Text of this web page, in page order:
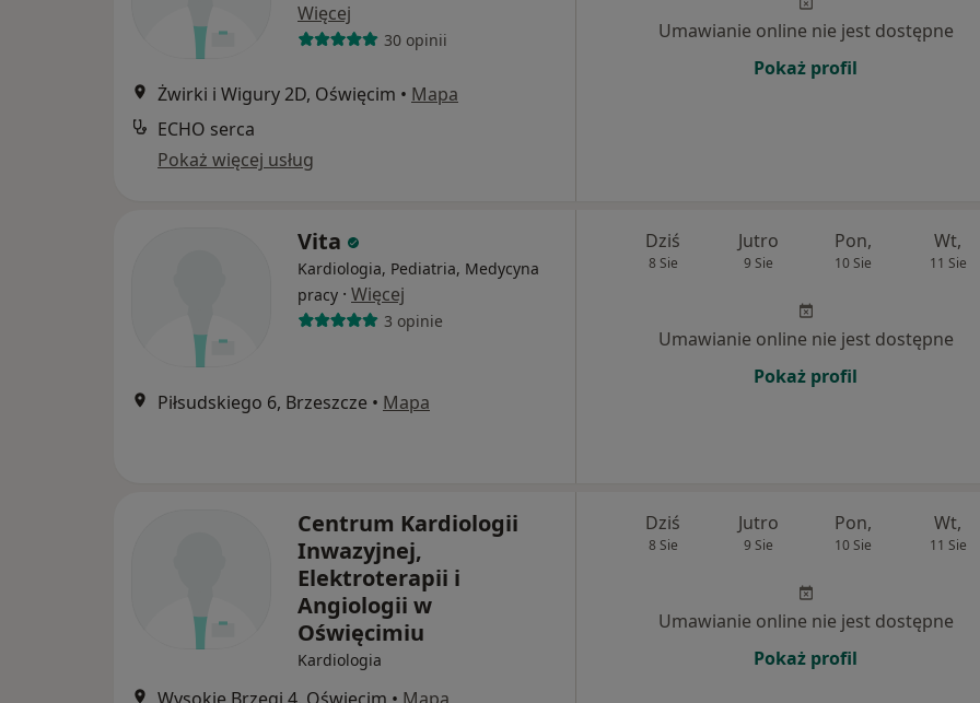
Więcej
30 opinii
Żwirki i Wigury 2D, Oświęcim • Mapa
ECHO serca
Pokaż więcej usług
Umawianie online nie jest dostępne
Pokaż profil
Vita
Kardiologia, Pediatria, Medycyna
pracy · Więcej
3 opinie
Piłsudskiego 6, Brzeszcze • Mapa
Dziś
8 Sie
Jutro
9 Sie
Pon,
10 Sie
Wt,
11 Sie
Umawianie online nie jest dostępne
Pokaż profil
Centrum Kardiologii
Inwazyjnej,
Elektroterapii i
Angiologii w
Oświęcimiu
Kardiologia
Dziś
8 Sie
Jutro
9 Sie
Pon,
10 Sie
Wt,
11 Sie
Umawianie online nie jest dostępne
Pokaż profil